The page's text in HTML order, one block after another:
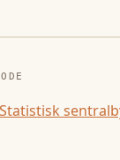
Statistisk